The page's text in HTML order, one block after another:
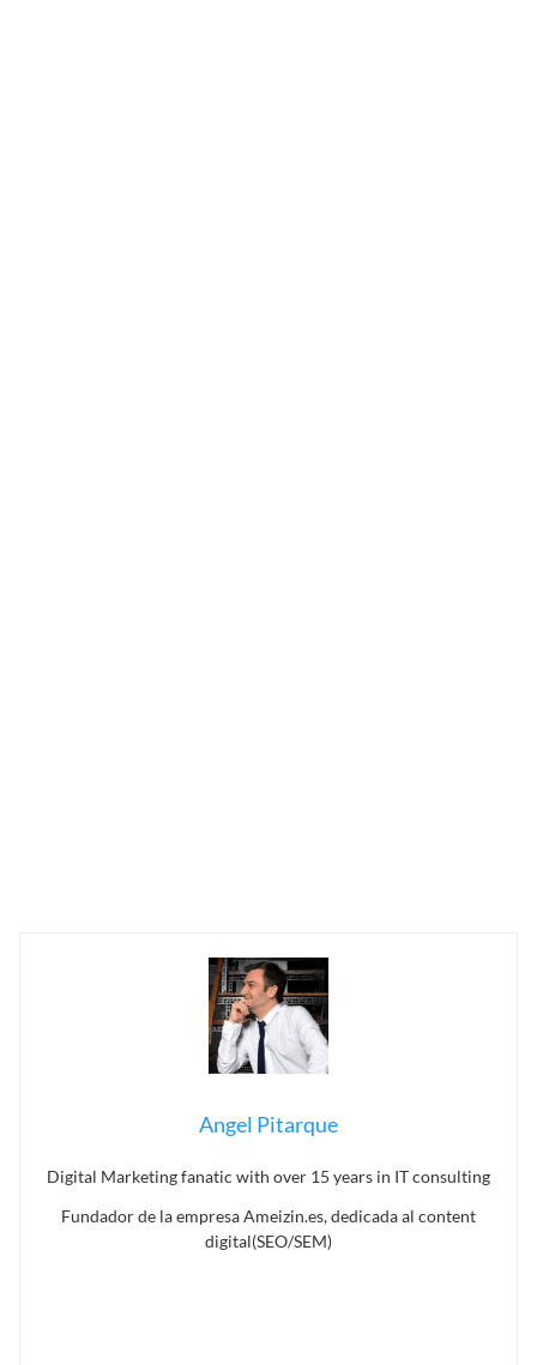
Angel Pitarque
Digital Marketing fanatic with over 15 years in IT consulting
Fundador de la empresa Ameizin.es, dedicada al content
digital(SEO/SEM)